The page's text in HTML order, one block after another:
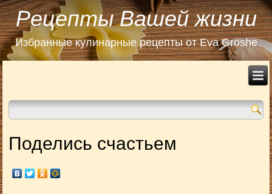
Рецепты Вашей жизни
Избранные кулинарные рецепты от Eva Groshe
Поделись счастьем